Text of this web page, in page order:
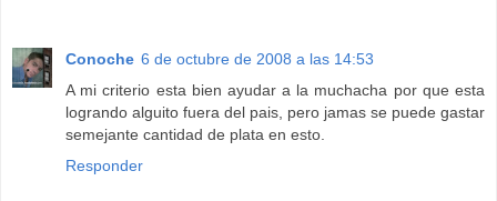
Conoche 6 de octubre de 2008 a las 14:53
A mi criterio esta bien ayudar a la muchacha por que esta
logrando alguito fuera del pais, pero jamas se puede gastar
semejante cantidad de plata en esto.
Responder